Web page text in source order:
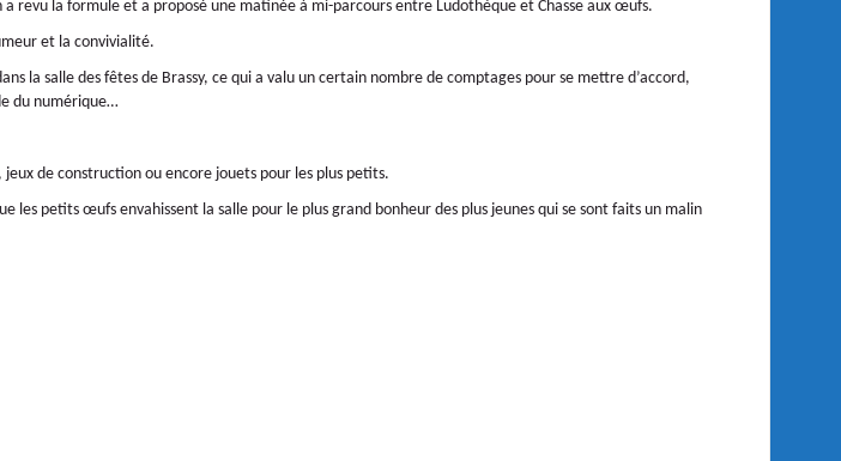
revu la formule et a proposé une matinée à mi-parcours entre Ludothèque et Chasse aux œufs.
et la convivialité.
la salle des fêtes de Brassy, ce qui a valu un certain nombre de comptages pour se mettre d’accord,
du numérique…
de construction ou encore jouets pour les plus petits.
petits œufs envahissent la salle pour le plus grand bonheur des plus jeunes qui se sont faits un malin